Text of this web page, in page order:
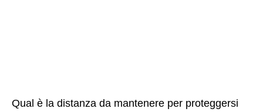
Qual è la distanza da mantenere per proteggersi